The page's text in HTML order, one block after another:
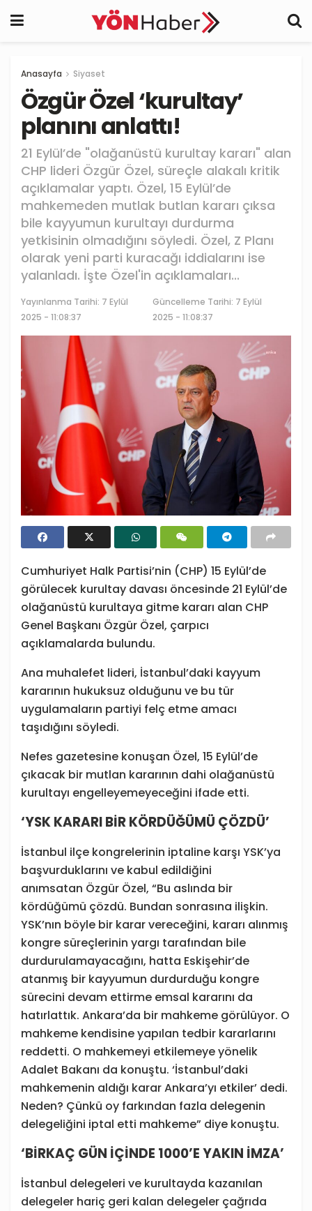
Anasayfa Siyaset
Özgür Özel ‘kurultay’
planını anlattı!
21 Eylül’de "olağanüstü kurultay kararı" alan
CHP lideri Özgür Özel, süreçle alakalı kritik
açıklamalar yaptı. Özel, 15 Eylül’de
mahkemeden mutlak butlan kararı çıksa
bile kayyumun kurultayı durdurma
yetkisinin olmadığını söyledi. Özel, Z Planı
olarak yeni parti kuracağı iddialarını ise
yalanladı. İşte Özel'in açıklamaları...
Yayınlanma Tarihi: 7 Eylül
2025 - 11:08:37
Güncelleme Tarihi: 7 Eylül
2025 - 11:08:37
Cumhuriyet Halk Partisi’nin (CHP) 15 Eylül’de
görülecek kurultay davası öncesinde 21 Eylül’de
olağanüstü kurultaya gitme kararı alan CHP
Genel Başkanı Özgür Özel, çarpıcı
açıklamalarda bulundu.
Ana muhalefet lideri, İstanbul’daki kayyum
kararının hukuksuz olduğunu ve bu tür
uygulamaların partiyi felç etme amacı
taşıdığını söyledi.
Nefes gazetesine konuşan Özel, 15 Eylül’de
çıkacak bir mutlan kararının dahi olağanüstü
kurultayı engelleyemeyeceğini ifade etti.
‘YSK KARARI BİR KÖRDÜĞÜMÜ ÇÖZDÜ’
İstanbul ilçe kongrelerinin iptaline karşı YSK’ya
başvurduklarını ve kabul edildiğini
anımsatan Özgür Özel, “Bu aslında bir
kördüğümü çözdü. Bundan sonrasına ilişkin.
YSK’nın böyle bir karar vereceğini, kararı alınmış
kongre süreçlerinin yargı tarafından bile
durdurulamayacağını, hatta Eskişehir’de
atanmış bir kayyumun durdurduğu kongre
sürecini devam ettirme emsal kararını da
hatırlattık. Ankara’da bir mahkeme görülüyor. O
mahkeme kendisine yapılan tedbir kararlarını
reddetti. O mahkemeyi etkilemeye yönelik
Adalet Bakanı da konuştu. ‘İstanbul’daki
mahkemenin aldığı karar Ankara’yı etkiler’ dedi.
Neden? Çünkü oy farkından fazla delegenin
delegeliğini iptal etti mahkeme” diye konuştu.
‘BİRKAÇ GÜN İÇİNDE 1000’E YAKIN İMZA’
İstanbul delegeleri ve kurultayda kazanılan
delegeler hariç geri kalan delegeler çağrıda